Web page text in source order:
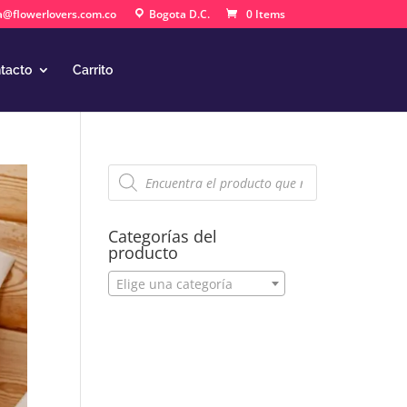
Bogota D.C. 0 Items
Carrito
Búsqueda
de
productos
Categorías del
producto
Elige una categoría